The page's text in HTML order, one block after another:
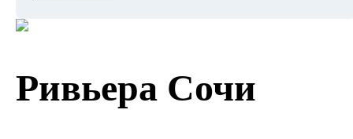
Ривьера Сочи